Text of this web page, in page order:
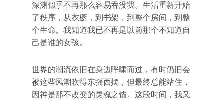
深渊似乎不再那么容易吞没我。生活重新开始
了秩序，从衣橱，到书架，到整个房间，到整
个生命。我知道我已不再是以前那个不知道自
己是谁的女孩。
世界的潮流依旧在身边呼啸而过，有时仍旧会
被这些风潮吹得东摇西摆，但最终总能站住，
因神是那不改变的灵魂之锚。这段时间，我又